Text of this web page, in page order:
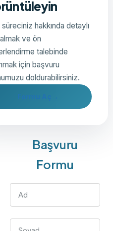
süreciniz hakkında detaylı
ve ön
talebinde
için başvuru
doldurabilirsiniz.
Formu Aç
Başvuru
Formu